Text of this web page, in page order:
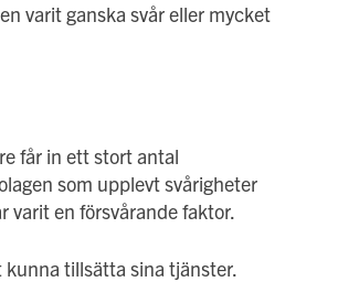
varit ganska svår eller mycket
får in ett stort antal
som upplevt svårigheter
varit en försvårande faktor.
kunna tillsätta sina tjänster.